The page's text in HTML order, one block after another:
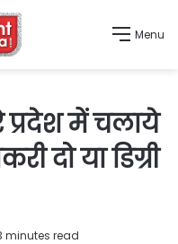
Menu
प्रदेश में चलाये
दो या डिग्री
minutes read